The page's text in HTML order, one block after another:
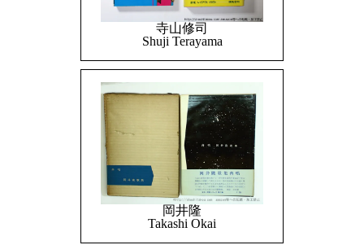
寺山修司
Shuji Terayama
岡井隆
Takashi Okai